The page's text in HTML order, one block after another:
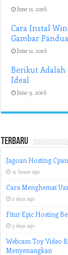
June 11, 2026
Cara Instal
Gambar
June 11, 2026
Berikut Adalah
Ideal
June 9, 2026
Terbaru
Jagoan Hosting
12 hours ago
Cara Menghemat
2 days ago
Fitur Epic Hosting
3 days ago
Webcam Toy Video
Menyenangkan